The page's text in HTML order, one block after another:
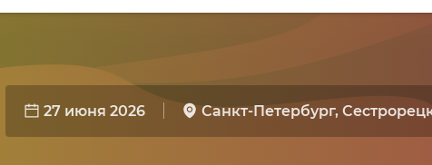
27 июня 2026 Санкт-Петербург,